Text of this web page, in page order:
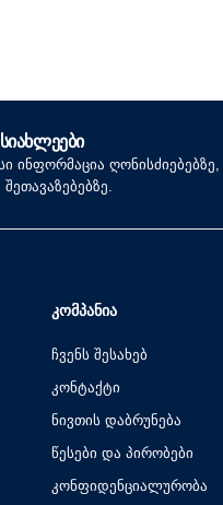
ინფორმაცია ღონისძიებებზე,
ᲙᲝᲛᲞᲐᲜᲘᲐ
ჩვენს შესახებ
კონტაქტი
ნივთის დაბრუნება
წესები და პირობები
კონფიდენციალურობა